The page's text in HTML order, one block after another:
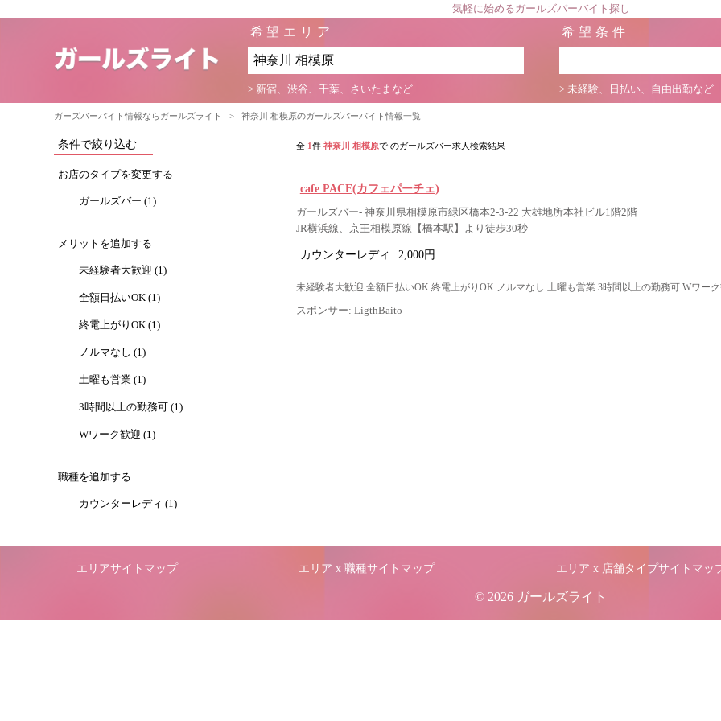
気軽に始めるガールズバーバイト探し
希望エリア
> 新宿、渋谷、千葉、さいたまなど
希望条件
> 未経験、日払い、自由出勤など
ガーズバーバイト情報ならガールズライト > 神奈川 相模原のガールズバーバイト情報一覧
条件で絞り込む
お店のタイプを変更する
ガールズバー (1)
メリットを追加する
未経験者大歓迎 (1)
全額日払いOK (1)
終電上がりOK (1)
ノルマなし (1)
土曜も営業 (1)
3時間以上の勤務可 (1)
Wワーク歓迎 (1)
職種を追加する
カウンターレディ (1)
全 1件 神奈川 相模原で のガールズバー求人検索結果
cafe PACE(カフェパーチェ)
ガールズバー- 神奈川県相模原市緑区橋本2-3-22 大雄地所本社ビル1階2階
JR横浜線、京王相模原線【橋本駅】より徒歩30秒
カウンターレディ 2,000円
未経験者大歓迎 全額日払いOK 終電上がりOK ノルマなし 土曜も営業 3時間以上の勤務可 Wワー
スポンサー: LigthBaito
エリアサイトマップ エリア x 職種サイトマップ エリア x 店舗タイプサイトマッ
© 2026 ガールズライト